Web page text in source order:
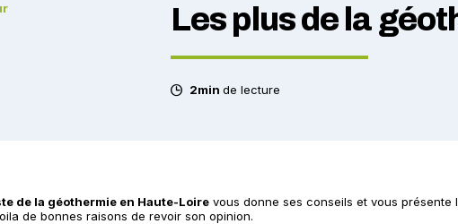
Les plus de la
2min de lecture
de la géothermie en Haute-Loire vous donne ses conseils et vous présente
de bonnes raisons de revoir son opinion.